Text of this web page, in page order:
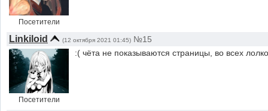
Посетители
Linkiloid (12 октября 2021 01:45) №15
Посетители
:( чёта не показываются страницы, во всех